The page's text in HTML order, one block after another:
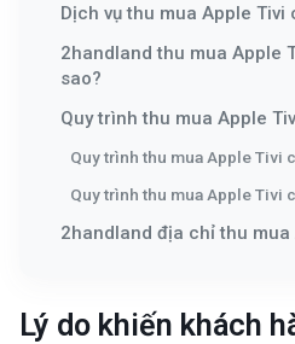
Dịch vụ thu mua Apple Tivi
2handland thu mua Apple
sao?
Quy trình thu mua Apple
Quy trình thu mua Apple Tivi
Quy trình thu mua Apple Tivi
2handland địa chỉ thu
Lý do khiến khách